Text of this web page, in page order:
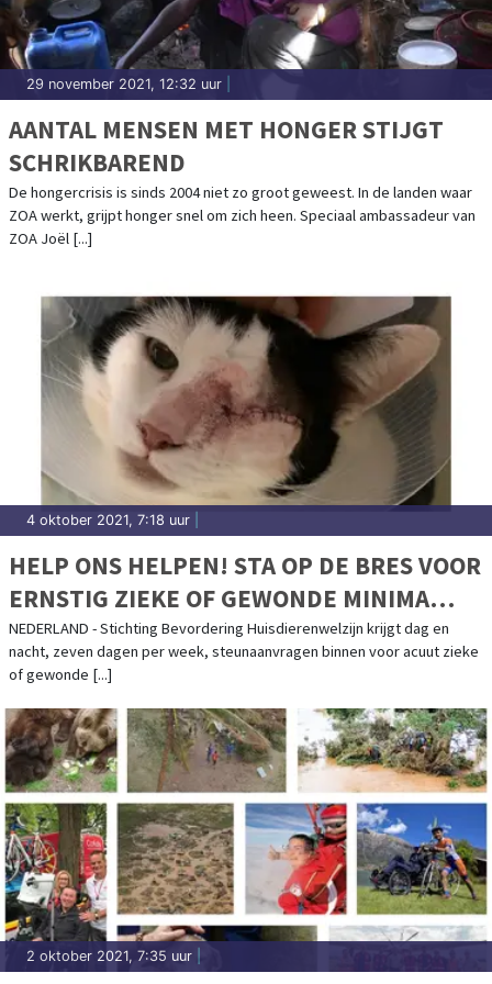
29 november 2021, 12:32 uur
AANTAL MENSEN MET HONGER STIJGT
SCHRIKBAREND
De hongercrisis is sinds 2004 niet zo groot geweest. In de landen waar
ZOA werkt, grijpt honger snel om zich heen. Speciaal ambassadeur van
ZOA Joël [...]
4 oktober 2021, 7:18 uur
HELP ONS HELPEN! STA OP DE BRES VOOR
ERNSTIG ZIEKE OF GEWONDE MINIMA
HUISDIEREN
NEDERLAND - Stichting Bevordering Huisdierenwelzijn krijgt dag en
nacht, zeven dagen per week, steunaanvragen binnen voor acuut zieke
of gewonde [...]
2 oktober 2021, 7:35 uur